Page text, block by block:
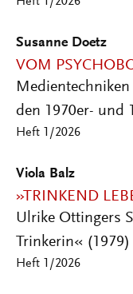
Susanne Doetz
VOM
den 1970er- und
Heft 1/2026
Viola Balz
»TRINKEND
Ulrike Ottingers
Trinkerin« (1979)
Heft 1/2026